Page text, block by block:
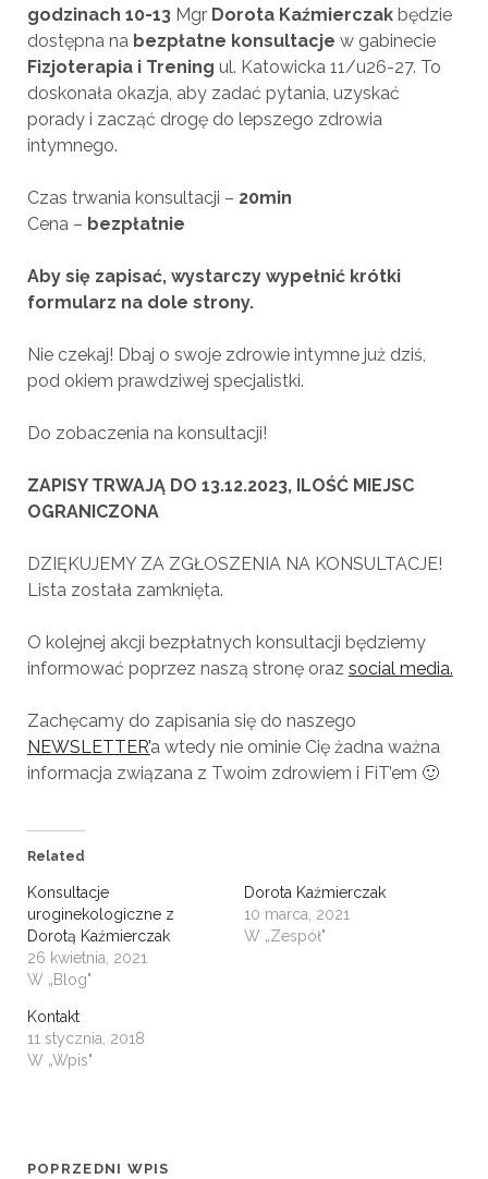
godzinach 10-13Mgr Dorota Kaźmierczak będzie
dostępna na bezpłatne konsultacje w gabinecie
Fizjoterapia i Trening ul. Katowicka 11/u26-27. To
doskonała okazja, aby zadać pytania, uzyskać
porady i zacząć drogę do lepszego zdrowia
intymnego.
Czas trwania konsultacji – 20min
Cena – bezpłatnie
Aby się zapisać, wystarczy wypełnić krótki
formularz na dole strony.
Nie czekaj! Dbaj o swoje zdrowie intymne już dziś,
pod okiem prawdziwej specjalistki.
Do zobaczenia na konsultacji!
ZAPISY TRWAJĄ DO 13.12.2023, ILOŚĆ MIEJSC
OGRANICZONA
DZIĘKUJEMY ZA ZGŁOSZENIA NA KONSULTACJE!
Lista została zamknięta.
O kolejnej akcji bezpłatnych konsultacji będziemy
informować poprzez naszą stronę oraz social media.
Zachęcamy do zapisania się do naszego
NEWSLETTER’a wtedy nie ominie Cię żadna ważna
informacja związana z Twoim zdrowiem i FiT’em 🙂
Related
Konsultacje
uroginekologiczne z
Dorotą Kaźmierczak
26 kwietnia, 2021
W „Blog"
Dorota Kaźmierczak
10 marca, 2021
W „Zespół"
Kontakt
11 stycznia, 2018
W „Wpis"
POPRZEDNI WPIS